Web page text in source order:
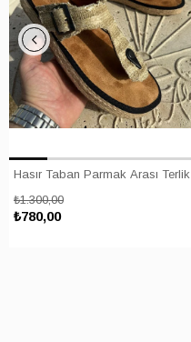
Hasır Taban Parmak Arası Terlik
₺780,00
₺1.300,00